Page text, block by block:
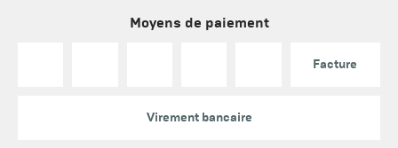
Moyens de paiement
Facture
Virement bancaire